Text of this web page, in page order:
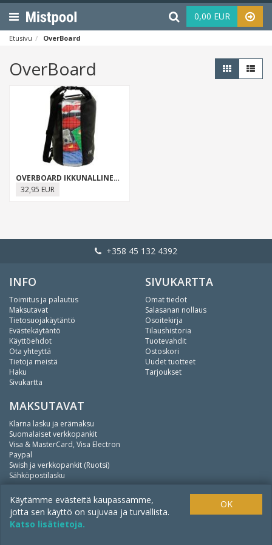
Menu Haku 0,00 EUR
Etusivu OverBoard
OverBoard
OVERBOARD IKKUNALLINEN KUIVASÄKKI
32,95 EUR
Käytämme evästeitä kaupassamme,
jotta sen käyttö on sujuvaa ja turvallista.
Katso lisätietoja.
OK
+358 45 132 4392
INFO
Toimitus ja palautus
Maksutavat
Tietosuojakäytäntö
Evästekäytäntö
Käyttöehdot
Ota yhteyttä
Tietoja meistä
Haku
Sivukartta
SIVUKARTTA
Omat tiedot
Salasanan nollaus
Osoitekirja
Tilaushistoria
Tuotevahdit
Ostoskori
Uudet tuotteet
Tarjoukset
MAKSUTAVAT
Klarna lasku ja erämaksu
Suomalaiset verkkopankit
Visa & MasterCard, Visa Electron
Paypal
Swish ja verkkopankit (Ruotsi)
Sähköpostilasku
We fishing.